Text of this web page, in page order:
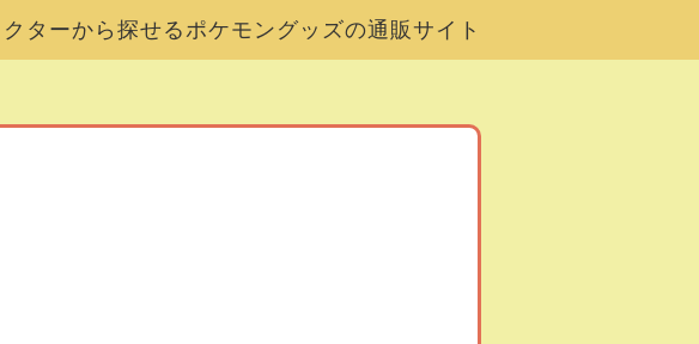
ターから探せるポケモングッズの通販サイト